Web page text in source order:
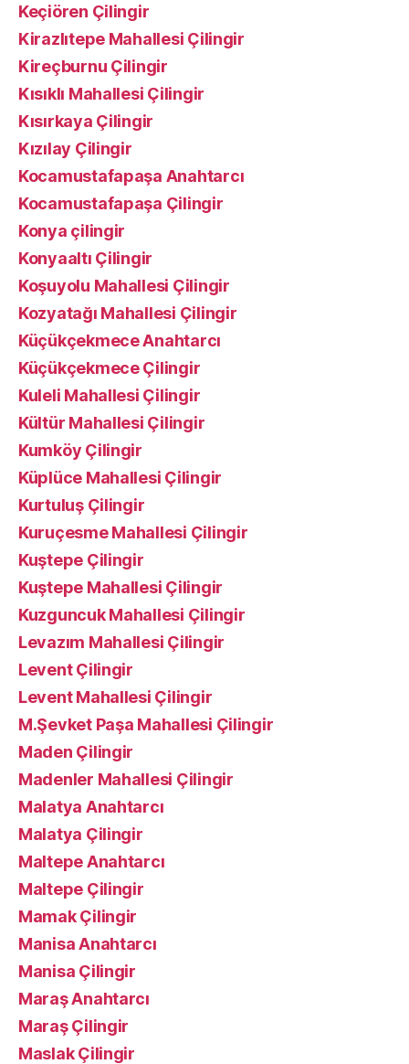
Keçiören Çilingir
Kirazlıtepe Mahallesi Çilingir
Kireçburnu Çilingir
Kısıklı Mahallesi Çilingir
Kısırkaya Çilingir
Kızılay Çilingir
Kocamustafapaşa Anahtarcı
Kocamustafapaşa Çilingir
Konya çilingir
Konyaaltı Çilingir
Koşuyolu Mahallesi Çilingir
Kozyatağı Mahallesi Çilingir
Küçükçekmece Anahtarcı
Küçükçekmece Çilingir
Kuleli Mahallesi Çilingir
Kültür Mahallesi Çilingir
Kumköy Çilingir
Küplüce Mahallesi Çilingir
Kurtuluş Çilingir
Kuruçesme Mahallesi Çilingir
Kuştepe Çilingir
Kuştepe Mahallesi Çilingir
Kuzguncuk Mahallesi Çilingir
Levazım Mahallesi Çilingir
Levent Çilingir
Levent Mahallesi Çilingir
M.Şevket Paşa Mahallesi Çilingir
Maden Çilingir
Madenler Mahallesi Çilingir
Malatya Anahtarcı
Malatya Çilingir
Maltepe Anahtarcı
Maltepe Çilingir
Mamak Çilingir
Manisa Anahtarcı
Manisa Çilingir
Maraş Anahtarcı
Maraş Çilingir
Maslak Çilingir